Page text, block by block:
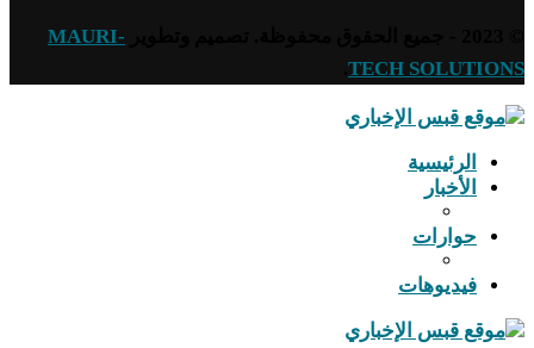
MAURI-
TECH SOLUTIONS
الرئيسية
الأخبار
حوارات
فيديوهات